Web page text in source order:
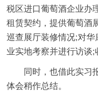
税区进口葡萄酒企业办
租赁契约，提供葡萄酒
巡查展厅装修情况;对
业实地考察并进行访谈;
同时，也借此实习
体会稍作总结。